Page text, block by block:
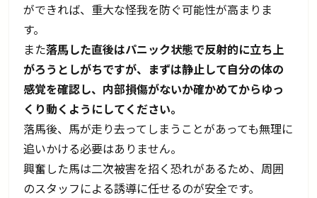
ができれば、重大な怪我を防ぐ可能性が高まりま
す。
また落馬した直後はパニック状態で反射的に立ち上
がろうとしがちですが、まずは静止して自分の体の
感覚を確認し、内部損傷がないか確かめてからゆっ
くり動くようにしてください。
落馬後、馬が走り去ってしまうことがあっても無理に
追いかける必要はありません。
興奮した馬は二次被害を招く恐れがあるため、周囲
のスタッフによる誘導に任せるのが安全です。